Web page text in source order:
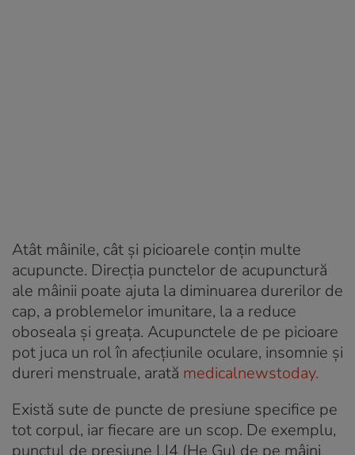
Atât mâinile, cât și picioarele conțin multe
acupuncte. Direcția punctelor de acupunctură
ale mâinii poate ajuta la diminuarea durerilor de
cap, a problemelor imunitare, la a reduce
oboseala și greața. Acupunctele de pe picioare
pot juca un rol în afecțiunile oculare, insomnie și
dureri menstruale, arată medicalnewstoday.
Există sute de puncte de presiune specifice pe
tot corpul, iar fiecare are un scop. De exemplu,
punctul de presiune LI4 (He Gu) de pe mâini